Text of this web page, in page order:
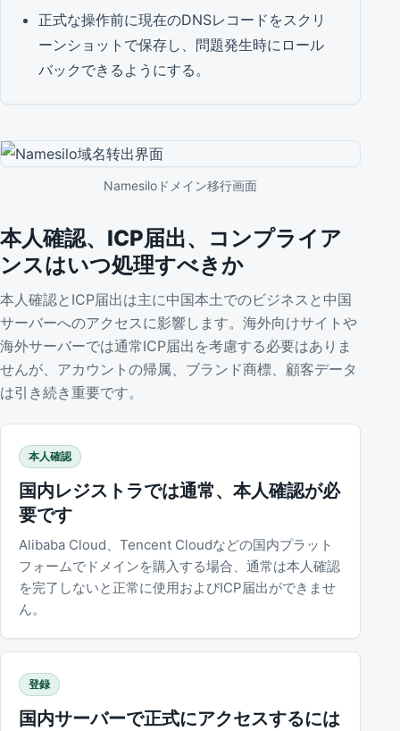
正式な操作前に現在のDNSレコードをスクリ
ーンショットで保存し、問題発生時にロール
バックできるようにする。
Namesiloドメイン移行画面
本人確認、ICP届出、コンプライア
ンスはいつ処理すべきか
本人確認とICP届出は主に中国本土でのビジネスと中国
サーバーへのアクセスに影響します。海外向けサイトや
海外サーバーでは通常ICP届出を考慮する必要はありま
せんが、アカウントの帰属、ブランド商標、顧客データ
は引き続き重要です。
本人確認
国内レジストラでは通常、本人確認が必
要です
Alibaba Cloud、Tencent Cloudなどの国内プラット
フォームでドメインを購入する場合、通常は本人確認
を完了しないと正常に使用およびICP届出ができませ
ん。
登録
国内サーバーで正式にアクセスするには